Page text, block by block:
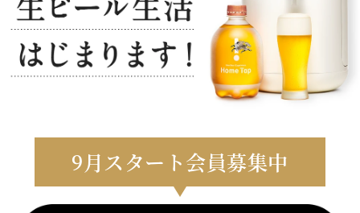
9月スタート会員募集中